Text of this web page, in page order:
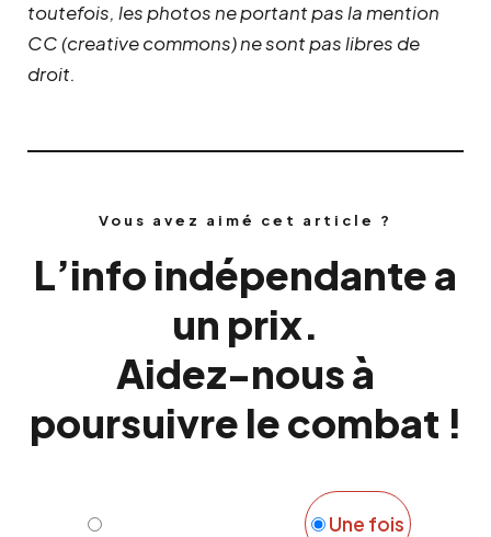
toutefois, les photos ne portant pas la mention
CC (creative commons) ne sont pas libres de
droit.
Vous avez aimé cet article ?
L’info indépendante a
un prix.
Aidez-nous à
poursuivre le combat !
Une fois
Mensuel